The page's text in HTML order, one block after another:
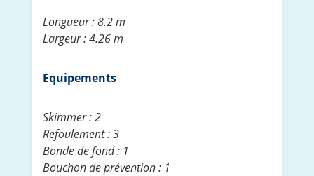
Longueur : 8.2 m
Largeur : 4.26 m
Equipements
Skimmer : 2
Refoulement : 3
Bonde de fond : 1
Bouchon de prévention : 1